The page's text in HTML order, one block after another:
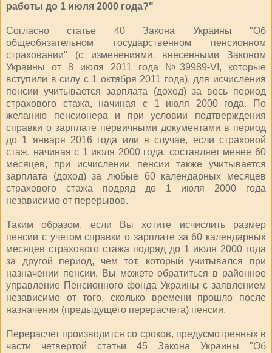
работы до 1 июля 2000 года?"
Согласно статье 40 Закона Украины "Об
общеобязательном государственном пенсионном
страховании" (с изменениями, внесенными Законом
Украины от 8 июля 2011 года №39989-VI, которые
вступили в силу с 1 октября 2011 года), для исчисления
пенсии учитывается зарплата (доход) за весь период
страхового стажа, начиная с 1 июля 2000 года. По
желанию пенсионера и при условии подтверждения
справки о зарплате первичными документами в период
до 1 января 2016 года или в случае, если страховой
стаж, начиная с 1 июля 2000 года, составляет менее 60
месяцев, при исчислении пенсии также учитывается
зарплата (доход) за любые 60 календарных месяцев
страхового стажа подряд до 1 июля 2000 года
независимо от перерывов.
Таким образом, если Вы хотите исчислить размер
пенсии с учетом справки о зарплате за 60 календарных
месяцев страхового стажа подряд до 1 июля 2000 года
за другой период, чем тот, который учитывался при
назначении пенсии, Вы можете обратиться в районное
управление Пенсионного фонда Украины с заявлением
независимо от того, сколько времени прошло после
назначения (предыдущего перерасчета) пенсии.
Перерасчет производится со сроков, предусмотренных в
части четвертой статьи 45 Закона Украины "Об